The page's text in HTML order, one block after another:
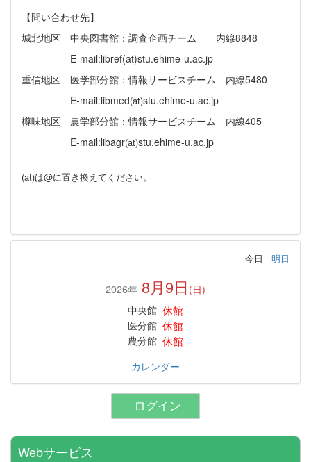
【問い合わせ先】
城北地区 中央図書館：調査企画チーム 内線8848
E-mail:libref(at)stu.ehime-u.ac.jp
重信地区 医学部分館：情報サービスチーム 内線5480
E-mail:libmed(at)stu.ehime-u.ac.jp
樽味地区 農学部分館：情報サービスチーム 内線405
E-mail:libagr(at)stu.ehime-u.ac.jp
(at)は@に置き換えてください。
今日 明日
2026年 8月9日 (日)
中央館 休館
医分館 休館
農分館 休館
カレンダー
ログイン
Webサービス